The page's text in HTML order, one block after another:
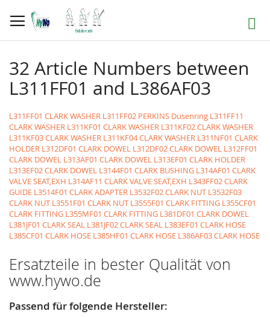
zum
Inhalt
Suche
32 Article Numbers between
L311FF01 and L386AF03
L311FF01 CLARK WASHER L311FF02 PERKINS Düsenring L311FF11
CLARK WASHER L311KF01 CLARK WASHER L311KF02 CLARK WASHER
L311KF03 CLARK WASHER L311KF04 CLARK WASHER L311NF01 CLARK
HOLDER L312DF01 CLARK DOWEL L312DF02 CLARK DOWEL L312FF01
CLARK DOWEL L313AF01 CLARK DOWEL L313EF01 CLARK HOLDER
L313EF02 CLARK DOWEL L3144F01 CLARK BUSHING L314AF01 CLARK
VALVE SEAT,EXH L314AF11 CLARK VALVE SEAT,EXH L343FF02 CLARK
GUIDE L3514F01 CLARK ADAPTER L3532F02 CLARK NUT L3532F03
CLARK NUT L3551F01 CLARK NUT L3555F01 CLARK FITTING L355CF01
CLARK FITTING L355MF01 CLARK FITTING L381DF01 CLARK DOWEL
L381JF01 CLARK SEAL L381JF02 CLARK SEAL L383EF01 CLARK HOSE
L385CF01 CLARK HOSE L385HF01 CLARK HOSE L386AF03 CLARK HOSE
Ersatzteile in bester Qualität von
www.hywo.de
Passend für folgende Hersteller: